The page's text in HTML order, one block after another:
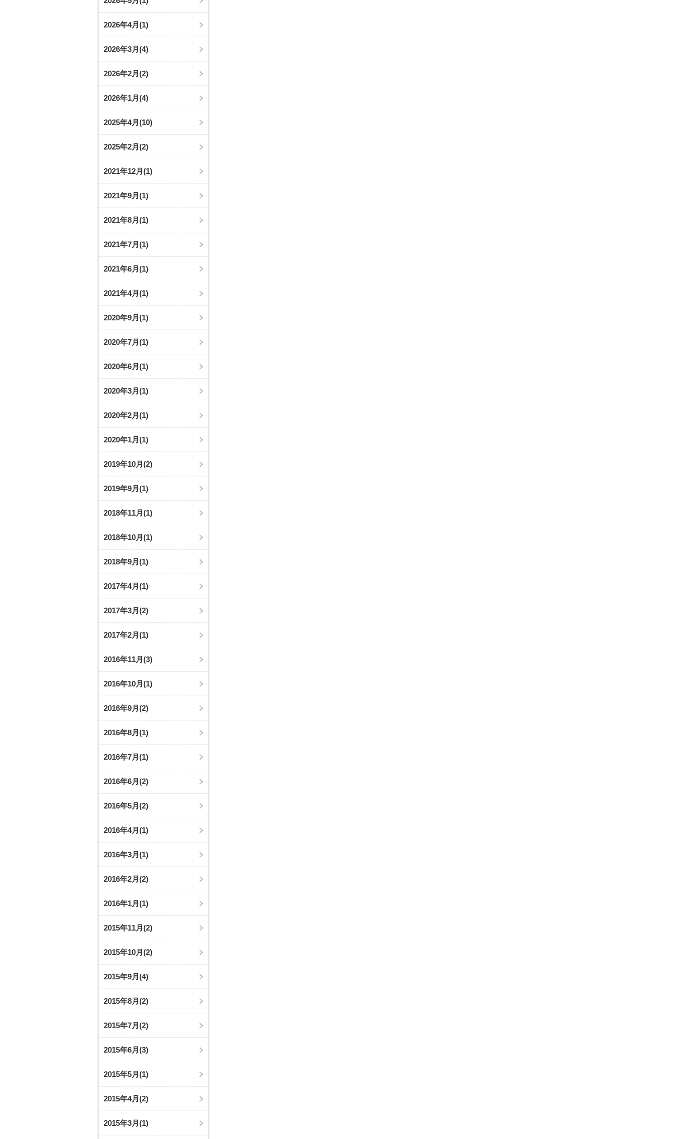
2026年4月 (1)
2026年3月 (4)
2026年2月 (2)
2026年1月 (4)
2025年4月 (10)
2025年2月 (2)
2021年12月 (1)
2021年9月 (1)
2021年8月 (1)
2021年7月 (1)
2021年6月 (1)
2021年4月 (1)
2020年9月 (1)
2020年7月 (1)
2020年6月 (1)
2020年3月 (1)
2020年2月 (1)
2020年1月 (1)
2019年10月 (2)
2019年9月 (1)
2018年11月 (1)
2018年10月 (1)
2018年9月 (1)
2017年4月 (1)
2017年3月 (2)
2017年2月 (1)
2016年11月 (3)
2016年10月 (1)
2016年9月 (2)
2016年8月 (1)
2016年7月 (1)
2016年6月 (2)
2016年5月 (2)
2016年4月 (1)
2016年3月 (1)
2016年2月 (2)
2016年1月 (1)
2015年11月 (2)
2015年10月 (2)
2015年9月 (4)
2015年8月 (2)
2015年7月 (2)
2015年6月 (3)
2015年5月 (1)
2015年4月 (2)
2015年3月 (1)